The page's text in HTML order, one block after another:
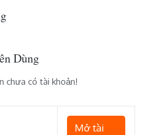
Dùng
chưa có tài khoản!
Mở tài